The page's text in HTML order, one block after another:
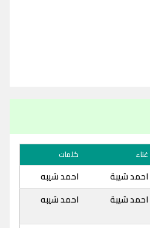
غناء كلمات
احمد شيبة
احمد شيبه
احمد شيبة احمد شيبه